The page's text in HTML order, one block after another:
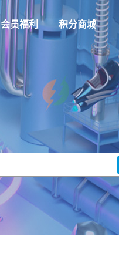
会员福利 积分商城